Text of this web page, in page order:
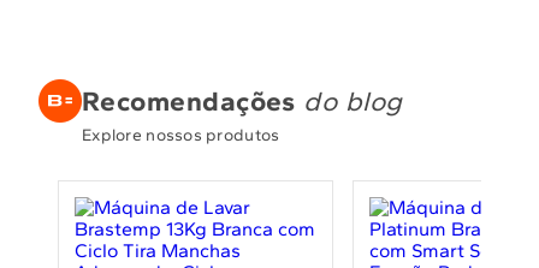
Recomendações do blog
Explore nossos produtos